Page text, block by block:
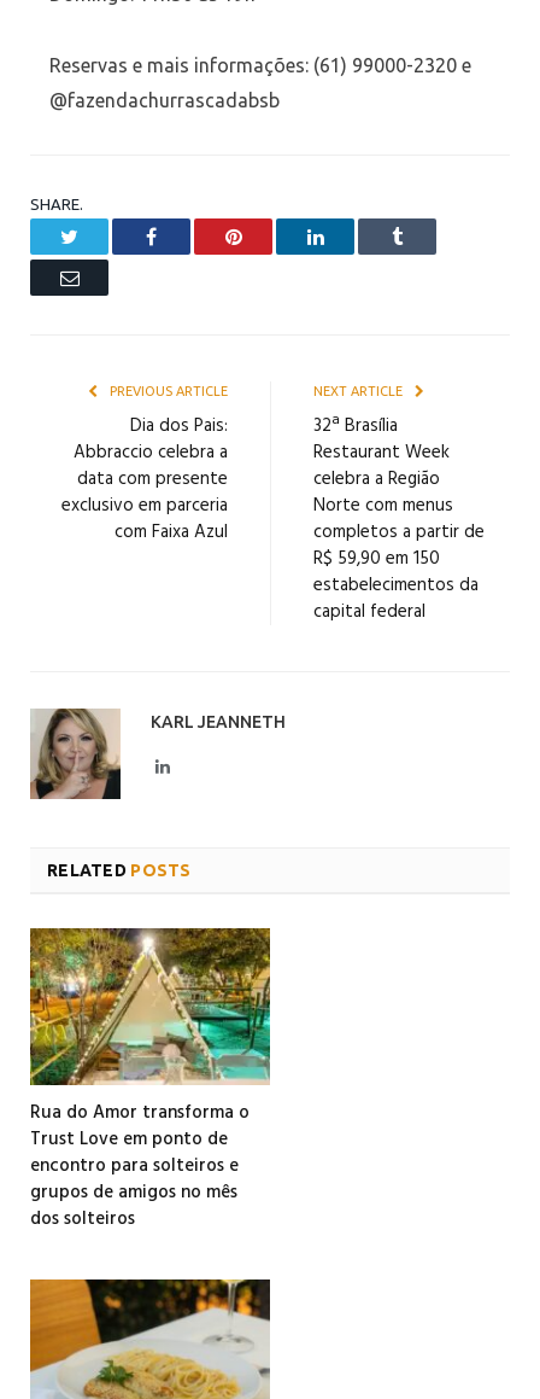
Reservas e mais informações: (61) 99000-2320 e
@fazendachurrascadabsb
SHARE.
Facebook Pinterest LinkedIn Tumblr
Email
PREVIOUS ARTICLE
Dia dos Pais:
Abbraccio celebra a
data com presente
exclusivo em parceria
com Faixa Azul
NEXT ARTICLE
32ª Brasília
Restaurant Week
celebra a Região
Norte com menus
completos a partir de
R$ 59,90 em 150
estabelecimentos da
capital federal
KARL JEANNETH
LinkedIn
RELATED POSTS
Rua do Amor transforma o
Trust Love em ponto de
encontro para solteiros e
grupos de amigos no mês
dos solteiros